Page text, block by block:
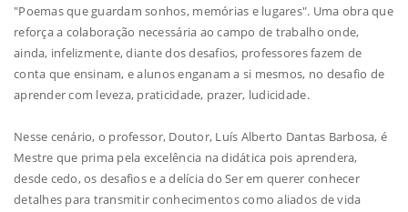
"Poemas que guardam sonhos, memórias e lugares". Uma obra que
reforça a colaboração necessária ao campo de trabalho onde,
ainda, infelizmente, diante dos desafios, professores fazem de
conta que ensinam, e alunos enganam a si mesmos, no desafio de
aprender com leveza, praticidade, prazer, ludicidade.
Nesse cenário, o professor, Doutor, Luís Alberto Dantas Barbosa, é
Mestre que prima pela excelência na didática pois aprendera,
desde cedo, os desafios e a delícia do Ser em querer conhecer
detalhes para transmitir conhecimentos como aliados de vida